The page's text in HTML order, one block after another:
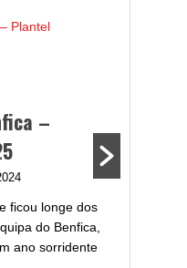
–
ficou longe dos
do Benfica,
ano sorridente